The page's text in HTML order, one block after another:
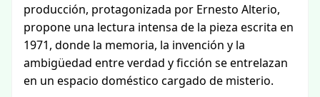
producción, protagonizada por Ernesto Alterio,
propone una lectura intensa de la pieza escrita en
1971, donde la memoria, la invención y la
ambigüedad entre verdad y ficción se entrelazan
en un espacio doméstico cargado de misterio.